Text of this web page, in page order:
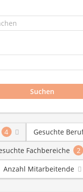
4
Gesuchte
Fachbereiche
2
Anzahl Mitarbeitende